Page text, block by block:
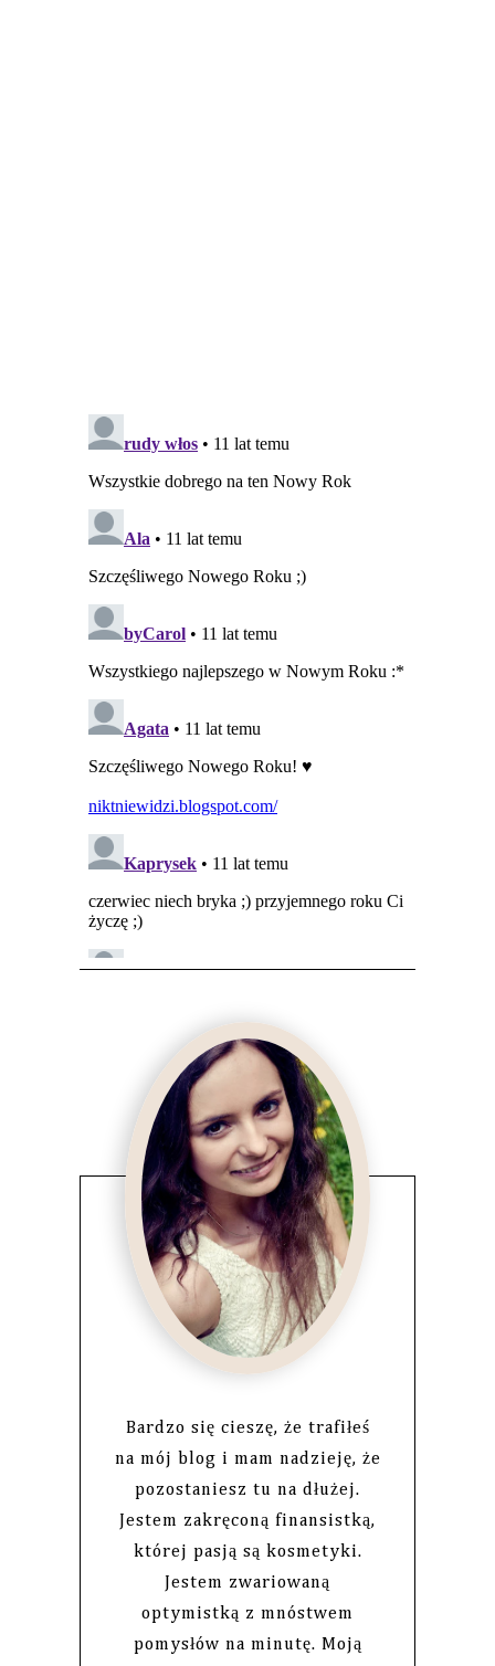
Bardzo się cieszę, że trafiłeś
na mój blog i mam nadzieję, że
pozostaniesz tu na dłużej.
Jestem zakręconą finansistką,
której pasją są kosmetyki.
Jestem zwariowaną
optymistką z mnóstwem
pomysłów na minutę. Moją